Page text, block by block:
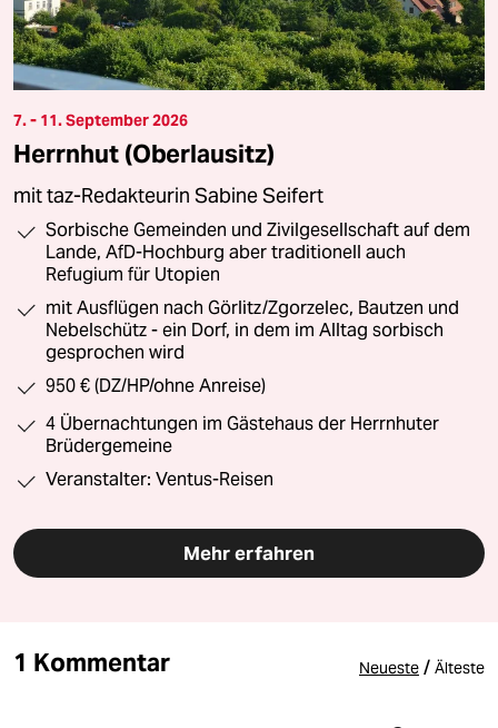
7. - 11. September 2026
Herrnhut (Oberlausitz)
mit taz-Redakteurin Sabine Seifert
Sorbische Gemeinden und Zivilgesellschaft auf dem
Lande, AfD-Hochburg aber traditionell auch
Refugium für Utopien
mit Ausflügen nach Görlitz/Zgorzelec, Bautzen und
Nebelschütz - ein Dorf, in dem im Alltag sorbisch
gesprochen wird
950 € (DZ/HP/ohne Anreise)
4 Übernachtungen im Gästehaus der Herrnhuter
Brüdergemeine
Veranstalter: Ventus-Reisen
Mehr erfahren
1 Kommentar Neueste / Älteste